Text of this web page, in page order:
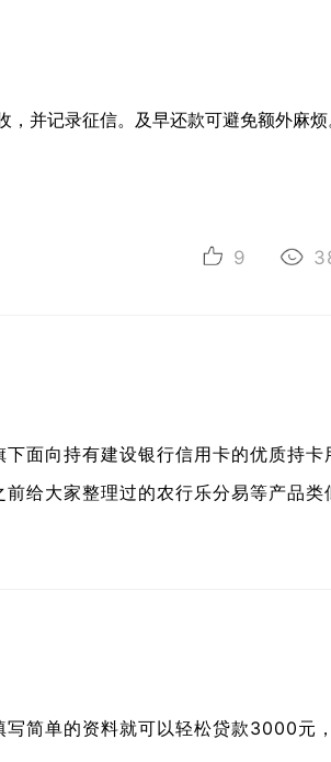
并记录征信。及早还款可避免额外麻烦
9
面向持有建设银行信用卡的优质持卡
给大家整理过的农行乐分易等产品类
简单的资料就可以轻松贷款3000元